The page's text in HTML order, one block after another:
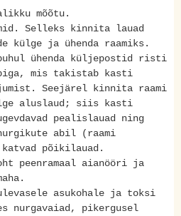
mõõtu.
Selleks kinnita lauad
külge ja ühenda raamiks.
ühenda küljepostid risti
mis takistab kasti
Seejärel kinnita raami
aluslaud; siis kasti
pealislauad ning
abil (raami
põikilauad.
peenramaal aianööri ja
asukohale ja toksi
nurgavaiad, pikergusel